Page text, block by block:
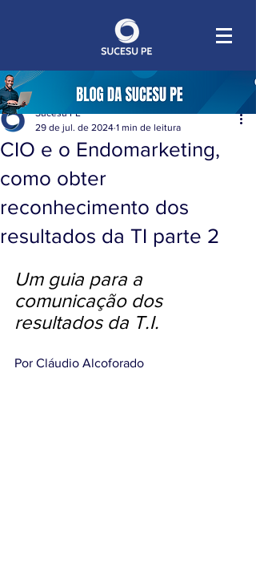
CIO e o Endomarketing,
como obter
reconhecimento dos
resultados da TI parte 2
Sucesu PE
29 de jul. de 2024 1 min de leitura
Um guia para a
comunicação dos
resultados da T.I.
Por Cláudio Alcoforado